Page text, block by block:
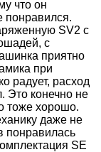
что он
понравился.
SV2 с
с
приятно
при
радует, расход
Это конечно не
тоже хорошо.
даже не
понравилась
SE